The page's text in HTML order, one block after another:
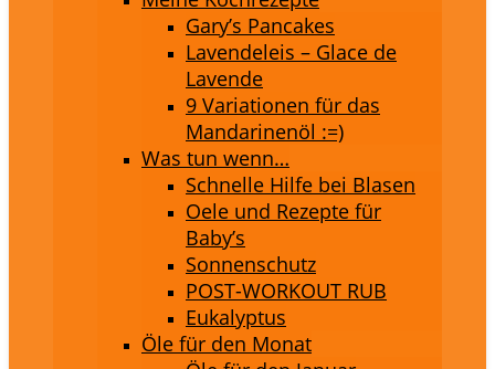
Gary’s Pancakes
Lavendeleis – Glace de
Lavende
9 Variationen für das
Mandarinenöl :=)
Was tun wenn…
Schnelle Hilfe bei Blasen
Oele und Rezepte für
Baby’s
Sonnenschutz
POST-WORKOUT RUB
Eukalyptus
Öle für den Monat